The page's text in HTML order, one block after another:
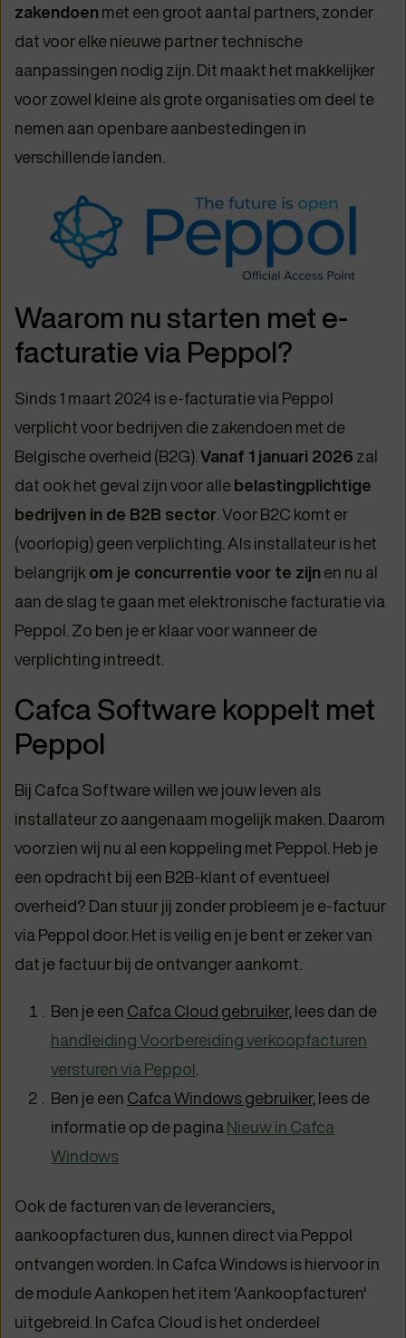
zakendoen met een groot aantal partners, zonder
dat voor elke nieuwe partner technische
aanpassingen nodig zijn. Dit maakt het makkelijker
voor zowel kleine als grote organisaties om deel te
nemen aan openbare aanbestedingen in
verschillende landen.
Waarom nu starten met e-
facturatie via Peppol?
Sinds 1 maart 2024 is e-facturatie via Peppol
verplicht voor bedrijven die zakendoen met de
Belgische overheid (B2G).Vanaf 1 januari 2026 zal
dat ook het geval zijn voor allebelastingplichtige
bedrijven in de B2B sector. Voor B2C komt er
(voorlopig) geen verplichting. Als installateur is het
belangrijkom je concurrentie voor te zijn en nu al
aan de slag te gaan met elektronische facturatie via
Peppol. Zo ben je er klaar voor wanneer de
verplichting intreedt.
Cafca Software koppelt met
Peppol
Bij Cafca Software willen we jouw leven als
installateur zo aangenaam mogelijk maken. Daarom
voorzien wij nu al een koppeling met Peppol. Heb je
een opdracht bij een B2B-klant of eventueel
overheid? Dan stuur jij zonder probleem je e-factuur
via Peppol door. Het is veilig en je bent er zeker van
dat je factuur bij de ontvanger aankomt.
Ben je een Cafca Cloud gebruiker, lees dan de
handleiding Voorbereiding verkoopfacturen
versturen via Peppol.
Ben je een Cafca Windows gebruiker, lees de
informatie op de paginaNieuw in Cafca
Windows
Ook de facturen van de leveranciers,
aankoopfacturen dus, kunnen direct via Peppol
ontvangen worden. In Cafca Windows is hiervoor in
de module Aankopen het item 'Aankoopfacturen'
uitgebreid. In Cafca Cloud is het onderdeel